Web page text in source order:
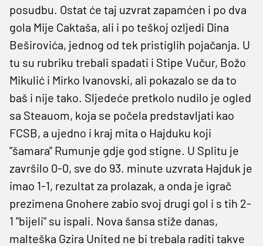
posudbu. Ostat će taj uzvrat zapamćen i po dva
gola Mije Caktaša, ali i po teškoj ozljedi Dina
Beširovića, jednog od tek pristiglih pojačanja. U
tu su rubriku trebali spadati i Stipe Vučur, Božo
Mikulić i Mirko Ivanovski, ali pokazalo se da to
baš i nije tako. Sljedeće pretkolo nudilo je ogled
sa Steauom, koja se počela predstavljati kao
FCSB, a ujedno i kraj mita o Hajduku koji
"šamara" Rumunje gdje god stigne. U Splitu je
završilo 0-0, sve do 93. minute uzvrata Hajduk je
imao 1-1, rezultat za prolazak, a onda je igrač
prezimena Gnohere zabio svoj drugi gol i s tih 2-
1 "bijeli" su ispali. Nova šansa stiže danas,
malteška Gzira United ne bi trebala raditi takve